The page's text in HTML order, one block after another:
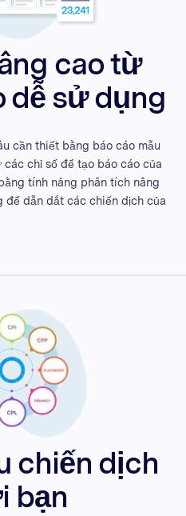
cao từ
dễ sử dụng
cần thiết bằng báo cáo mẫu
chỉ số để tạo báo cáo của
tính năng phân tích nâng
để dẫn dắt các chiến dịch của
chiến dịch
bạn